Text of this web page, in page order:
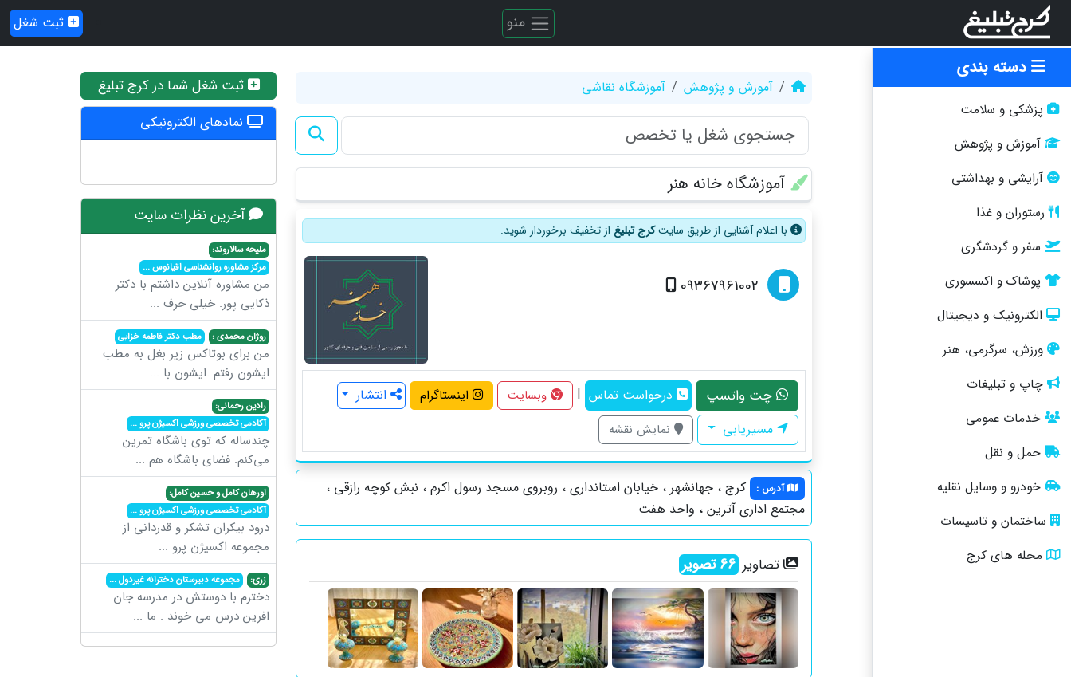
منو ثبت شغل
دسته بندی
پزشکی و سلامت
آموزش و پژوهش
آرایشی و بهداشتی
رستوران و غذا
سفر و گردشگری
پوشاک و اکسسوری
الکترونیک و دیجیتال
ورزش، سرگرمی، هنر
چاپ و تبلیغات
خدمات عمومی
حمل و نقل
خودرو و وسایل نقلیه
ساختمان و تاسیسات
محله های کرج
آموزش و پژوهش آموزشگاه نقاشی
آموزشگاه خانه هنر
با اعلام آشنایی از طریق سایتکرج تبلیغ از تخفیف برخوردار شوید.
09367961002
چت واتسپ درخواست تماس | وبسایت اینستاگرام
انتشار
مسیریابی
نمایش نقشه
آدرس :
کرج ، جهانشهر ، خیابان استانداری ، روبروی مسجد رسول اکرم ، نبش کوچه رازقی ،
مجتمع اداری آترین ، واحد هفت
تصاویر 66تصویر
ثبت شغل شما در کرج تبلیغ
نمادهای الکترونیکی
آخرین نظرات سایت
ملیحه سالاروند:
مرکز مشاوره روانشناسی اقیانوس...
من مشاوره آنلاین داشتم با دکتر
ذکایی پور. خیلی حرف ...
روژان محمدی : مطب دکتر فاطمه خزایی
من برای بوتاکس زیر بغل به مطب
ایشون رفتم .ایشون با ...
رادین رحمانی:
آکادمی تخصصی ورزشی اکسیژن پرو...
چندساله که توی باشگاه تمرین
می‌کنم. فضای باشگاه هم ...
اورهان کامل و حسین کامل:
آکادمی تخصصی ورزشی اکسیژن پرو...
درود بیکران تشکر و قدردانی از
مجموعه اکسیژن پرو ...
زری: مجموعه دبیرستان دخترانه غیردول...
دخترم با دوستش در مدرسه جان
افرین درس می خوند . ما ...